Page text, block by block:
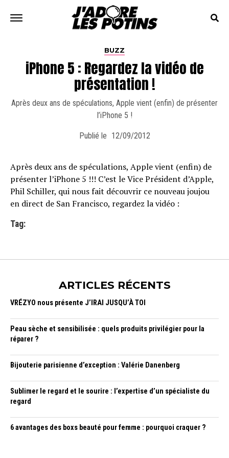
BUZZ
iPhone 5 : Regardez la vidéo de
présentation !
Après deux ans de spéculations, Apple vient (enfin) de présenter
l’iPhone 5 !
Publié le 12/09/2012
Après deux ans de spéculations, Apple vient (enfin) de
présenter l’iPhone 5 !!! C’est le Vice Président d’Apple,
Phil Schiller, qui nous fait découvrir ce nouveau joujou
en direct de San Francisco, regardez la vidéo :
Tag:
ARTICLES RÉCENTS
VRÉZYO nous présente J’IRAI JUSQU’À TOI
Peau sèche et sensibilisée : quels produits privilégier pour la
réparer ?
Bijouterie parisienne d’exception : Valérie Danenberg
Sublimer le regard et le sourire : l’expertise d’un spécialiste du
regard
6 avantages des boxs beauté pour femme : pourquoi craquer ?